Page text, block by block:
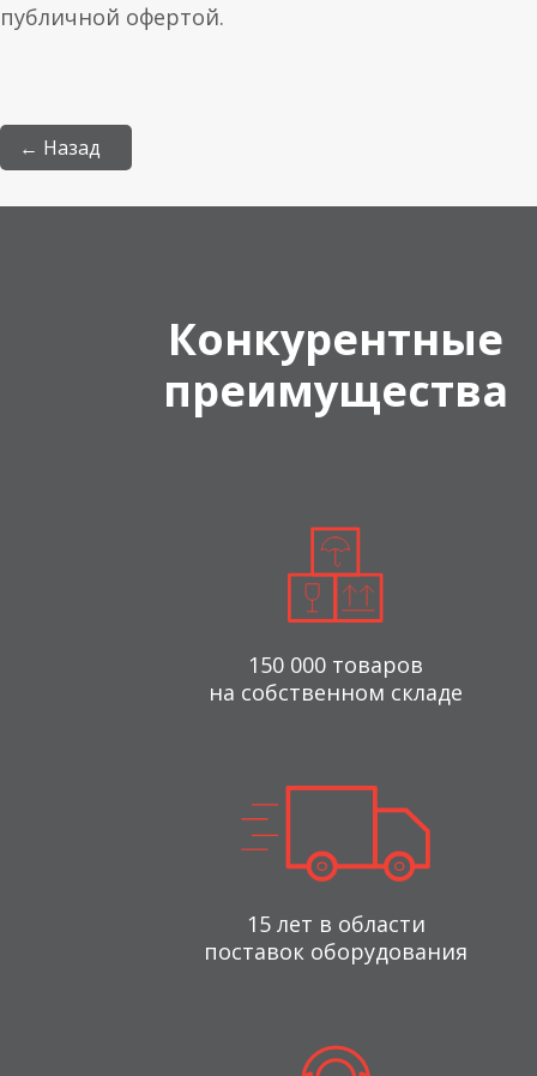
публичной офертой.
← Назад
Конкурентные
преимущества
150 000 товаров
на собственном складе
15 лет в области
поставок оборудования